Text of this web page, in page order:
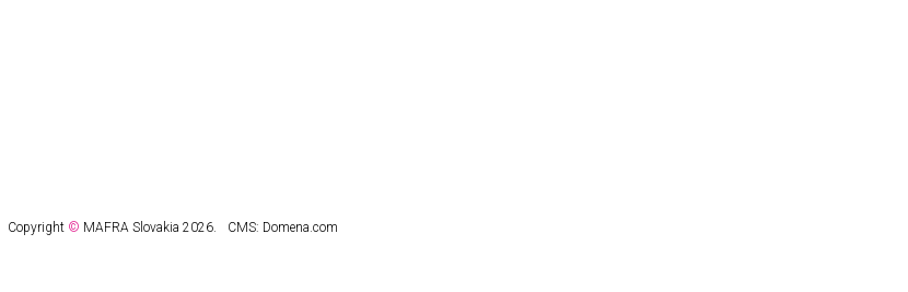
Copyright © MAFRA Slovakia 2026. CMS: Domena.com